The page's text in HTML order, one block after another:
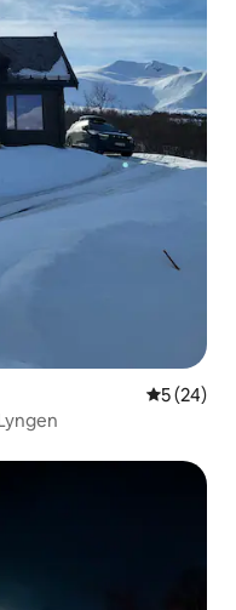
Note
5 (24)
plus aimés